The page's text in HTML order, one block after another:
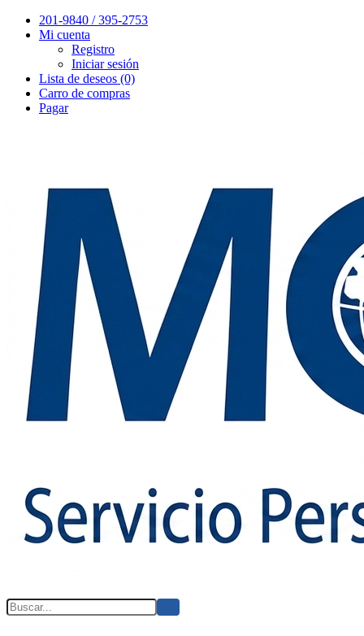
201-9840 / 395-2753
Mi cuenta
Registro
Iniciar sesión
Lista de deseos (0)
Carro de compras
Pagar